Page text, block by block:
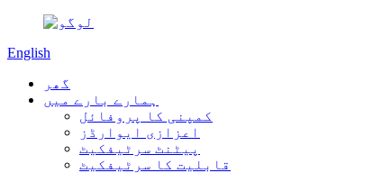
English
گھر
ہمارے بارے میں
کمپنی کا پروفائل
اعزازی ایوارڈز
پیٹنٹ سرٹیفکیٹ
قابلیت کا سرٹیفکیٹ